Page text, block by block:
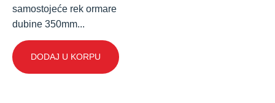
samostojeće rek ormare
dubine 350mm...
DODAJ U KORPU